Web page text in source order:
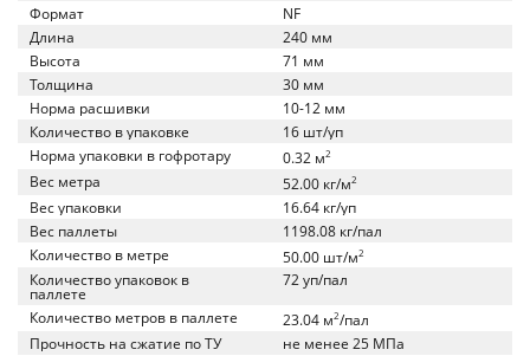
Формат
NF
Длина
240 мм
Высота
71 мм
Толщина
30 мм
Норма расшивки
10-12 мм
Количество в упаковке
16 шт/уп
Норма упаковки в гофротару
0.32 м2
Вес метра 52.00 кг/м2
Вес упаковки
16.64 кг/уп
Вес паллеты
1198.08 кг/пал
Количество в метре
50.00 шт/м2
Количество упаковок в
паллете
72 уп/пал
Количество метров в паллете 23.04 м2/пал
Прочность на сжатие по ТУ
не менее 25 МПа